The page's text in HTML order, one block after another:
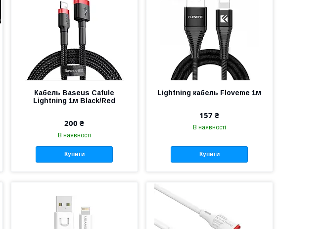
Кабель Baseus Cafule
Lightning 1м Black/Red
200 ₴
В наявності
Купити
Lightning кабель Floveme 1м
157 ₴
В наявності
Купити